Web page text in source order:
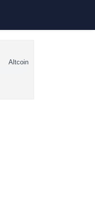
Haberleri
Altcoin